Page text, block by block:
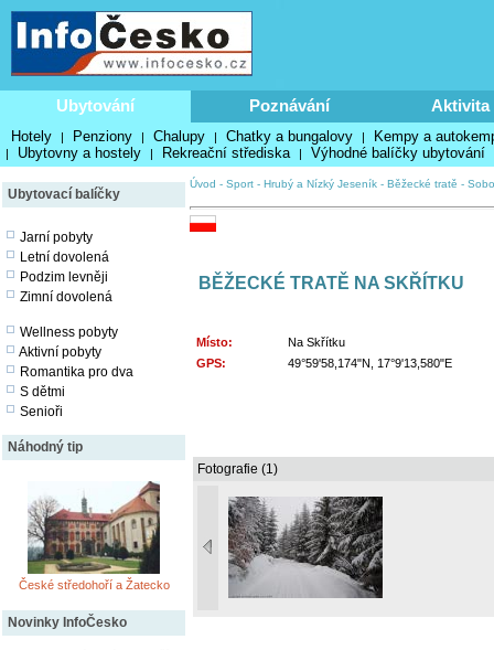
Ubytování Poznávání Aktivita
Hotely | Penziony | Chalupy | Chatky a bungalovy | Kempy a
| Ubytovny a hostely | Rekreační střediska | Výhodné balíčky ubytování
Ubytovací balíčky
Jarní pobyty
Letní dovolená
Podzim levněji
Zimní dovolená
Wellness pobyty
Aktivní pobyty
Romantika pro dva
S dětmi
Senioři
Náhodný tip
České středohoří a Žatecko
Novinky InfoČesko
Úvod - Sport - Hrubý a Nízký Jeseník - Běžecké tratě -
BĚŽECKÉ TRATĚ NA SKŘÍTKU
Místo:
Na Skřítku
GPS:
49°59'58,174"N, 17°9'13,580"E
Fotografie (1)